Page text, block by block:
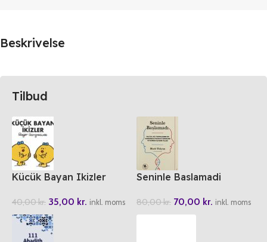
Beskrivelse
Tilbud
Kücük Bayan Ikizler
40,00kr. 35,00 kr. inkl. moms
Seninle Baslamadi
80,00kr. 70,00 kr. inkl. moms